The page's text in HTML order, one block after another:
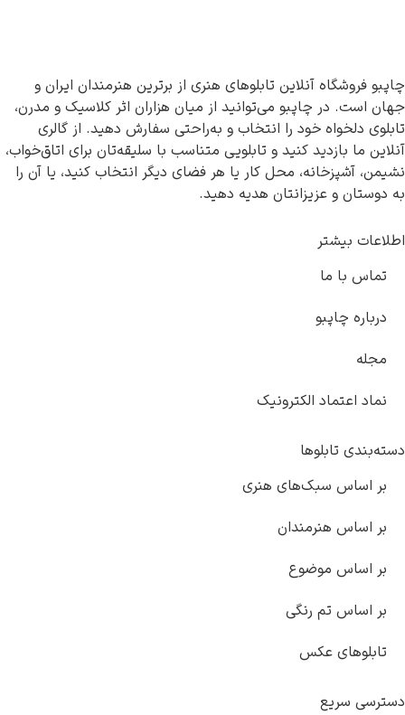
فروشگاه آنلاین تابلوهای هنری از برترین هنرمندان ایران و
است. در چاپبو می‌توانید از میان هزاران اثر کلاسیک و مدرن،
دلخواه خود را انتخاب و به‌راحتی سفارش دهید. از گالری
ما بازدید کنید و تابلویی متناسب با سلیقه‌تان برای اتاق‌خواب،
آشپزخانه، محل کار یا هر فضای دیگر انتخاب کنید، یا آن را
و عزیزانتان هدیه دهید.
بیشتر
با ما
چاپبو
اعتماد الکترونیک
تابلوها
اساس سبک‌های هنری
اساس هنرمندان
اساس موضوع
اساس تم رنگی
عکس
سریع